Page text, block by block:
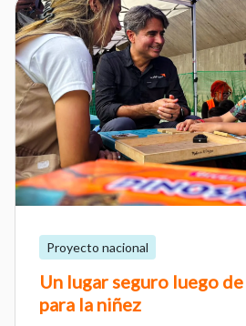
Proyecto nacional
Un lugar seguro luego
para la niñez